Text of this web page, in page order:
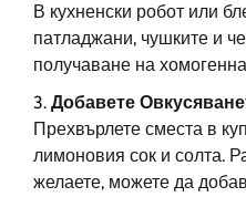
В кухненски робот или
патладжани, чушките и
получаване на
Добавете
Прехвърлете сместа в
лимоновия сок и солта.
желаете, можете да